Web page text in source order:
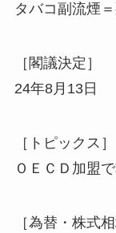
タバコ副流煙
［閣議決定］
24年8月13日
［トピックス］
ＯＥＣＤ加盟
［為替・株式相